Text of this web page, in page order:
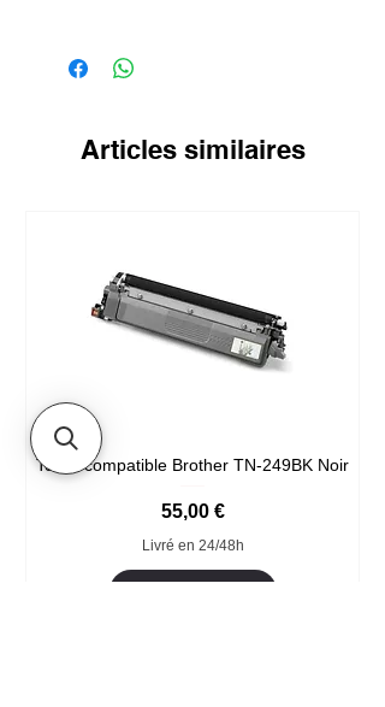
Articles similaires
Toner compatible Brother TN-249BK Noir
Prix
55,00 €
Livré en 24/48h